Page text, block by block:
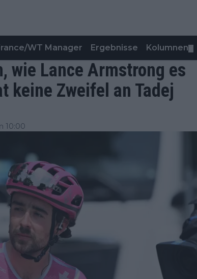
WT Manager Ergebnisse Kolumnen
wie Lance Armstrong es
keine Zweifel an Tadej
10:00